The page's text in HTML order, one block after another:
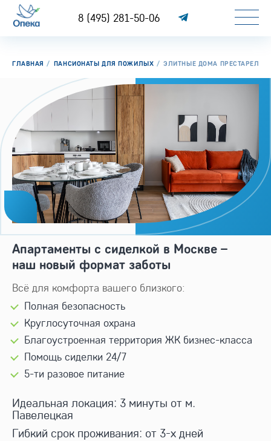
8 (495) 281-50-06
ГЛАВНАЯ ПАНСИОНАТЫ ДЛЯ ПОЖИЛЫХ ЭЛИТНЫЕ ДОМА ПРЕСТАРЕЛЫХ
Апартаменты с сиделкой в Москве –
наш новый формат заботы
Всё для комфорта вашего близкого:
Полная безопасность
Круглосуточная охрана
Благоустроенная территория ЖК бизнес-класса
Помощь сиделки 24/7
5-ти разовое питание
Идеальная локация: 3 минуты от м.
Павелецкая
Гибкий срок проживания: от 3-х дней